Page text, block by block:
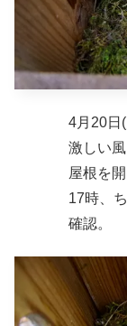
4月20日
激しい風
屋根を
17時、
確認。